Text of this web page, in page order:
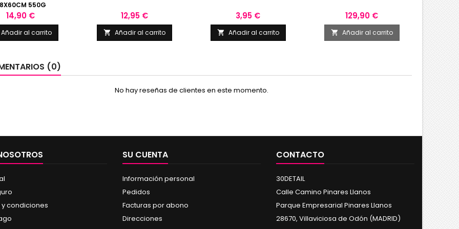
550G
Precio
14,90 €
Añadir al carrito
Precio
12,95 €
 Añadir al carrito
Precio
3,95 €
 Añadir al carrito
Precio
129,90 €
 Añadir al carrito
(0)
No hay reseñas de clientes en este momento.
condiciones
SU CUENTA
Información personal
Pedidos
Facturas por abono
Direcciones
CONTACTO
30DETAIL
Calle Camino Pinares Llanos
Parque Empresarial Pinares Llanos
28670, Villaviciosa de Odón (MADRID)